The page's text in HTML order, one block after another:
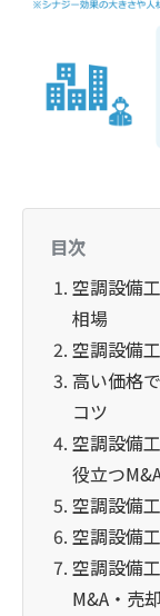
目次
空調設備
相場
空調設備
高い価格
コツ
空調設備
役立つ
空調設備
空調設備
空調設備
M&A・売